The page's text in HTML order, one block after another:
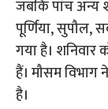
जबकि पांच अन्य
पूर्णिया, सुपौल,
गया है। शनिवार
हैं। मौसम विभाग
है।